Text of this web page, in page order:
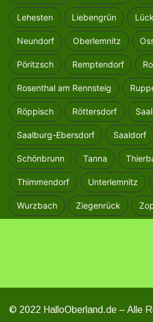
Lehesten Liebengrün
Neundorf Oberlemnitz
Pöritzsch Remptendorf
Rosenthal am Rennsteig
Röppisch Röttersdorf
Saalburg-Ebersdorf Saaldorf
Schönbrunn Tanna
Thimmendorf Unterlemnitz
Wurzbach Ziegenrück
© 2022 HalloOberland.de – Alle